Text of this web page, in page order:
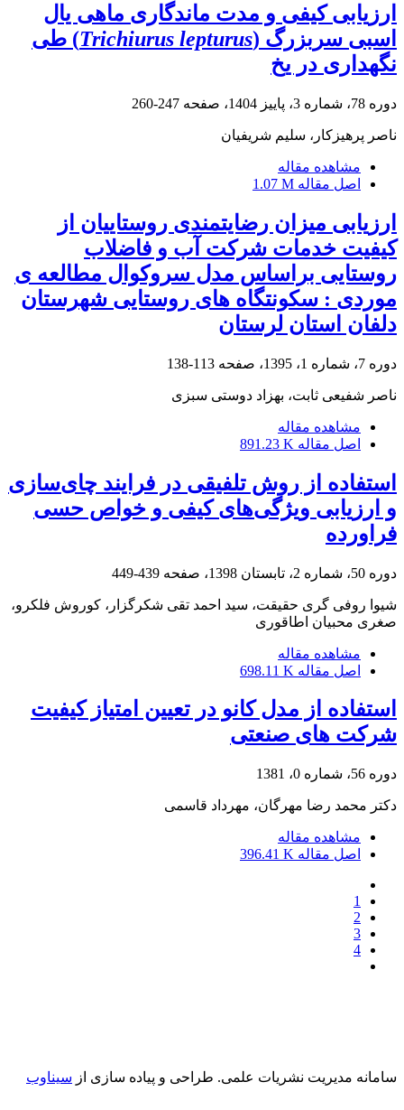
ارزیابی کیفی و مدت ماندگاری ماهی یال
اسبی سربزرگ (Trichiurus lepturus) طی
نگهداری در یخ
دوره 78، شماره 3، پاییز 1404، صفحه 247-260
ناصر پرهیزکار، سلیم شریفیان
مشاهده مقاله
اصل مقاله 1.07 M
ارزیابی میزان رضایتمندی روستاییان از
کیفیت خدمات شرکت آب و فاضلاب
روستایی براساس مدل سروکوال مطالعه ی
موردی : سکونتگاه های روستایی شهرستان
دلفان استان لرستان
دوره 7، شماره 1، 1395، صفحه 113-138
ناصر شفیعی ثابت، بهزاد دوستی سبزی
مشاهده مقاله
اصل مقاله 891.23 K
استفاده از روش تلفیقی در فرایند چای‌سازی
و ارزیابی ویژگی‌های کیفی و خواص حسی
فراورده
دوره 50، شماره 2، تابستان 1398، صفحه 439-449
شیوا روفی گری حقیقت، سید احمد تقی شکرگزار، کوروش فلکرو،
صغری محبیان اطاقوری
مشاهده مقاله
اصل مقاله 698.11 K
استفاده از مدل کانو در تعیین امتیاز کیفیت
شرکت های صنعتی
دوره 56، شماره 0، 1381
دکتر محمد رضا مهرگان، مهرداد قاسمی
مشاهده مقاله
اصل مقاله 396.41 K
1
2
3
4
سامانه مدیریت نشریات علمی. طراحی و پیاده سازی از سیناوب